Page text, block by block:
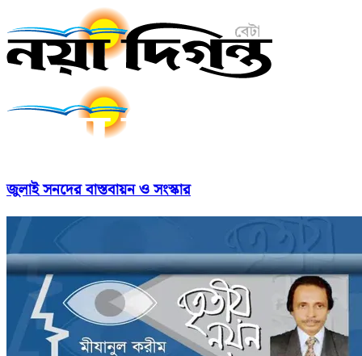
জুলাই সনদের বাস্তবায়ন ও সংস্কার